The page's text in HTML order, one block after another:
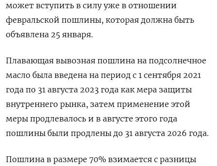
может вступить в силу уже в отношении
февральской пошлины, которая должна быть
объявлена 25 января.
Плавающая вывозная пошлина на подсолнечное
масло была введена на период с 1 сентября 2021
года по 31 августа 2023 года как мера защиты
внутреннего рынка, затем применение этой
меры продлевалось и в августе этого года
пошлины были продлены до 31 августа 2026 года.
Пошлина в размере 70% взимается с разницы